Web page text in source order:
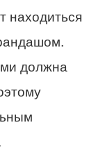
находиться
должна